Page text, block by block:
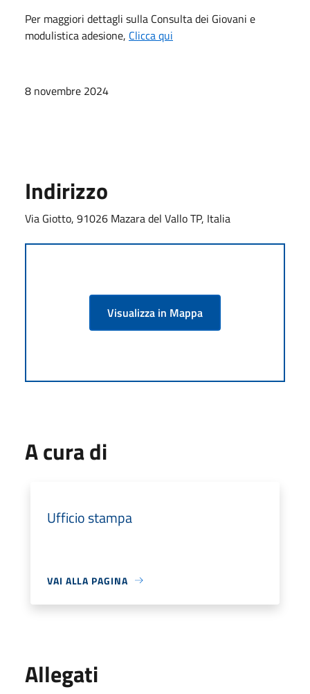
Per maggiori dettagli sulla Consulta dei Giovani e
modulistica adesione, Clicca qui
8 novembre 2024
Indirizzo
Via Giotto, 91026 Mazara del Vallo TP, Italia
Visualizza in Mappa
A cura di
Ufficio stampa
VAI ALLA PAGINA
Allegati